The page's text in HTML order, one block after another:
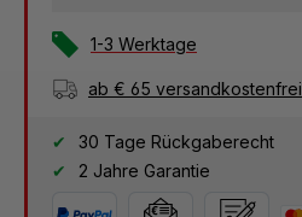
1-3 Werktage
ab € 65 versandkostenfrei
30 Tage Rückgaberecht
2 Jahre Garantie